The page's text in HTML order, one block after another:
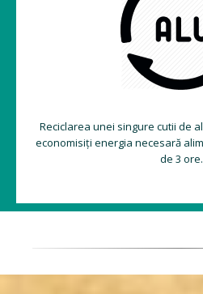
Reciclarea unei singure cutii de
economisiți energia necesară
de 3 ore.